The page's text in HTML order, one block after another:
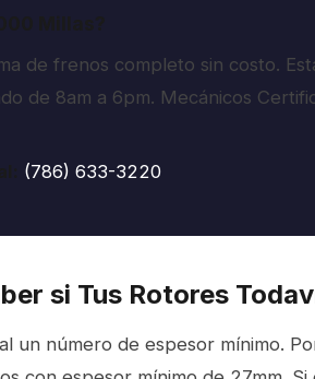
de frenos completo sin costo.
de 8am a 6pm. Mecánicos
(786) 633-3220
si Tus Rotores
un número de espesor mínimo.